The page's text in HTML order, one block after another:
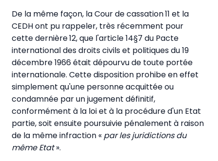
De la même façon, la Cour de cassation 11 et la
CEDH ont pu rappeler, très récemment pour
cette dernière 12, que l'article 14§7 du Pacte
international des droits civils et politiques du 19
décembre 1966 était dépourvu de toute portée
internationale. Cette disposition prohibe en effet
simplement qu'une personne acquittée ou
condamnée par un jugement définitif,
conformément à la loi et à la procédure d'un Etat
partie, soit ensuite poursuivie pénalement à raison
de la même infraction « par les juridictions du
même Etat».